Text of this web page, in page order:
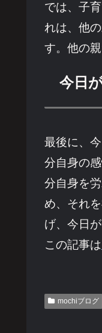
では、子
れは、他
す。他の
今日
最後に、
分自身の
分自身を
め、それ
げ、今日
この記事は
mochiブログ